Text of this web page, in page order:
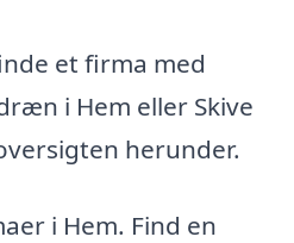
et firma med
i Hem eller Skive
herunder.
i Hem. Find en